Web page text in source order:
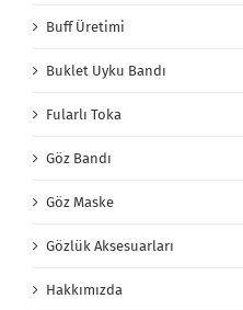
Buff Üretimi
Buklet Uyku Bandı
Fularlı Toka
Göz Bandı
Göz Maske
Gözlük Aksesuarları
Hakkımızda